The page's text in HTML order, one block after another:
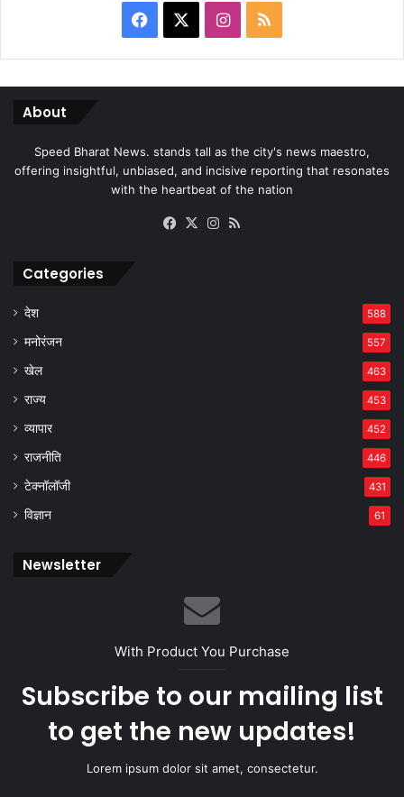
Facebook Instagram
RSS
About
Speed Bharat News. stands tall as the city's news maestro,
offering insightful, unbiased, and incisive reporting that resonates
with the heartbeat of the nation
Facebook
X Instagram
Categories
देश 588
मनोरंजन 557
खेल 463
राज्य 453
व्यापार 452
राजनीति 446
टेक्नॉलॉजी 431
विज्ञान 61
Newsletter
With Product You Purchase
Subscribe to our mailing list
to get the new updates!
Lorem ipsum dolor sit amet, consectetur.